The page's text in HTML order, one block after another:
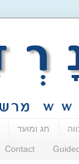
חג ומועד
Contact